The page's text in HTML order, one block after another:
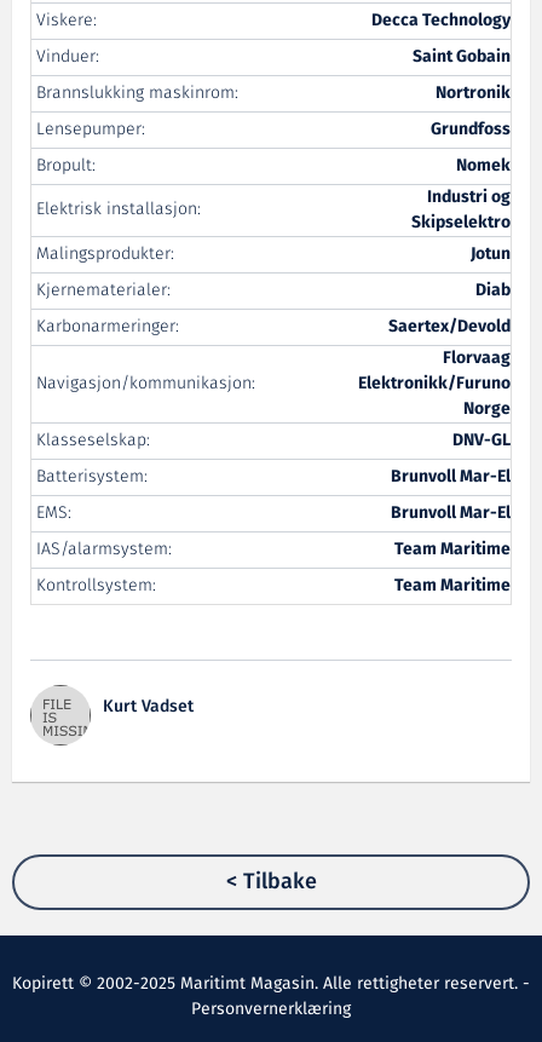
Viskere:
Decca Technology
Vinduer:
Saint Gobain
Brannslukking maskinrom:
Nortronik
Lensepumper:
Grundfoss
Bropult:
Nomek
Elektrisk installasjon:
Industri og
Skipselektro
Malingsprodukter:
Jotun
Kjernematerialer:
Diab
Karbonarmeringer:
Saertex/Devold
Navigasjon/kommunikasjon:
Florvaag
Elektronikk/Furuno
Norge
Klasseselskap:
DNV-GL
Batterisystem:
Brunvoll Mar-El
EMS:
Brunvoll Mar-El
IAS/alarmsystem:
Team Maritime
Kontrollsystem:
Team Maritime
Kurt Vadset
< Tilbake
Kopirett © 2002-2025 Maritimt Magasin. Alle rettigheter reservert. -
Personvernerklæring